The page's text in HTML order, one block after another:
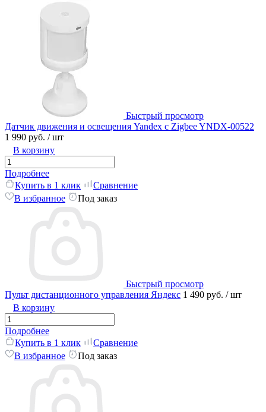
Быстрый просмотр
Датчик движения и освещения Yandex с Zigbee YNDX-00522
1 990 руб. / шт
В корзину
Подробнее
Купить в 1 клик
Сравнение
В избранное
Под заказ
Быстрый просмотр
Пульт дистанционного управления Яндекс 1 490 руб. / шт
В корзину
Подробнее
Купить в 1 клик
Сравнение
В избранное
Под заказ